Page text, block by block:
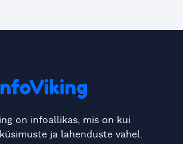
on infoallikas, mis on kui
ja lahenduste vahel.